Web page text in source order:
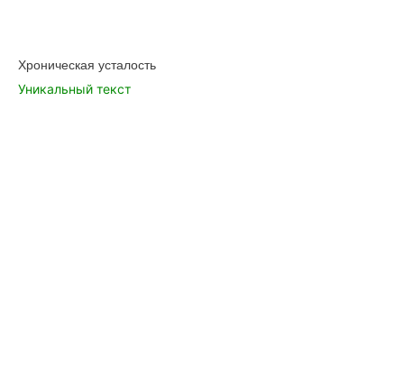
Хроническая усталость
Уникальный текст